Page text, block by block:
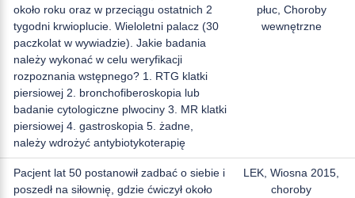
około roku oraz w przeciągu ostatnich 2
tygodni krwioplucie. Wieloletni palacz (30
paczkolat w wywiadzie). Jakie badania
należy wykonać w celu weryfikacji
rozpoznania wstępnego? 1. RTG klatki
piersiowej 2. bronchofiberoskopia lub
badanie cytologiczne plwociny 3. MR klatki
piersiowej 4. gastroskopia 5. żadne,
należy wdrożyć antybiotykoterapię
płuc, Choroby
wewnętrzne
Pacjent lat 50 postanowił zadbać o siebie i
poszedł na siłownię, gdzie ćwiczył około
LEK, Wiosna 2015,
choroby